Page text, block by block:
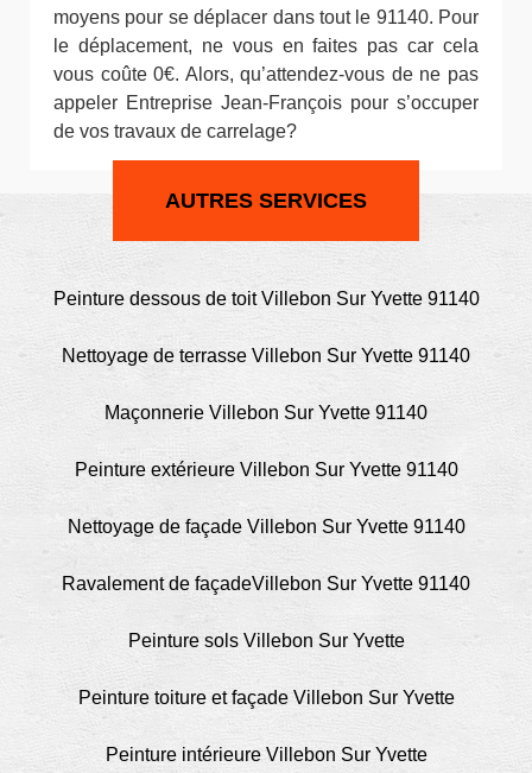
moyens pour se déplacer dans tout le 91140. Pour
le déplacement, ne vous en faites pas car cela
vous coûte 0€. Alors, qu’attendez-vous de ne pas
appeler Entreprise Jean-François pour s’occuper
de vos travaux de carrelage?
AUTRES SERVICES
Peinture dessous de toit Villebon Sur Yvette 91140
Nettoyage de terrasse Villebon Sur Yvette 91140
Maçonnerie Villebon Sur Yvette 91140
Peinture extérieure Villebon Sur Yvette 91140
Nettoyage de façade Villebon Sur Yvette 91140
Ravalement de façadeVillebon Sur Yvette 91140
Peinture sols Villebon Sur Yvette
Peinture toiture et façade Villebon Sur Yvette
Peinture intérieure Villebon Sur Yvette